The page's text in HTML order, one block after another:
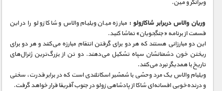
ویرانگر و مین.
وریان والاس دربرابر شاکازولو :مبارزه میان ویلیام والاس و شاکا زولو را در این
قسمت از برنامه «جنگجویان» تماشا کنید.
این دو مبارزانی هستند که هر دو برای گرفتن انتقام مبارزه می‌کنند و هر دو برای
ریختن خون دشمنانشان سپاه تشکیل می‌دهند. دو تن از بزرگ‌ترین ژنرال‌های
تاریخ با همدیگر نبرد می‌کنند.
ویلیام والاس یک مرد وحشی با شمشیر اسکاتلندی است که در برابر قدرت، سختی
و درنده‌خویی افسانه‌ای شاکا از پادشاهی زولو در جنوب آفریقا قرار خواهد گرفت.